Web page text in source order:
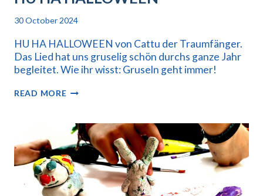
30 October 2024
HU HA HALLOWEEN von Cattu der Traumfänger.
Das Lied hat uns gruselig schön durchs ganze Jahr
begleitet. Wie ihr wisst: Gruseln geht immer!
READ MOREHU